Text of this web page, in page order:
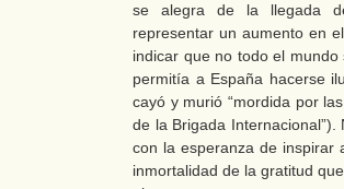
se alegra de la llegada
representar un aumento en
indicar que no todo el
permitía a España hacerse
cayó y murió “mordida por
de la Brigada
con la esperanza de inspirar
inmortalidad de la gratitud